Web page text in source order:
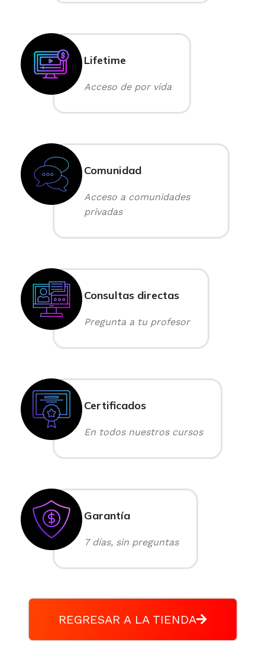
Lifetime
Acceso de por vida
Comunidad
Acceso a comunidades
privadas
Consultas directas
Pregunta a tu profesor
Certificados
En todos nuestros cursos
Garantía
7 días, sin preguntas
REGRESAR A LA TIENDA